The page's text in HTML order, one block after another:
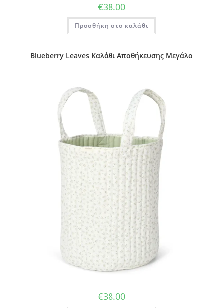
€38.00
Προσθήκη στο καλάθι
Blueberry Leaves Καλάθι Αποθήκευσης Μεγάλο
€38.00